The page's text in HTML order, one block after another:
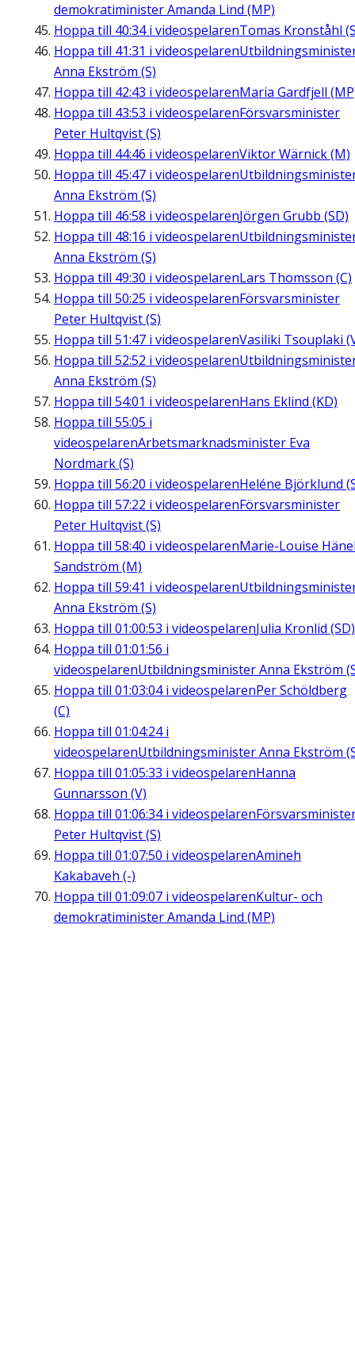
demokratiminister Amanda Lind (MP)
Hoppa till 40:34i videospelarenTomas Kronståhl
Hoppa till 41:31 i videospelaren
Anna Ekström (S)
Hoppa till 42:43 i videospelarenMaria Gardfjell
Hoppa till 43:53 i videospelarenFörsvarsminister
Peter Hultqvist (S)
Hoppa till 44:46 i videospelarenViktor Wärnick (M)
Hoppa till 45:47 i videospelaren
Anna Ekström (S)
Hoppa till 46:58 i videospelarenJörgen Grubb (SD)
Hoppa till 48:16 i videospelaren
Anna Ekström (S)
Hoppa till 49:30 i videospelarenLars Thomsson (C)
Hoppa till 50:25 i videospelarenFörsvarsminister
Peter Hultqvist (S)
Hoppa till 51:47 i videospelarenVasiliki Tsouplaki
Hoppa till 52:52 i videospelaren
Anna Ekström (S)
Hoppa till 54:01 i videospelarenHans Eklind (KD)
Hoppa till 55:05 i
videospelarenArbetsmarknadsminister Eva
Nordmark (S)
Hoppa till 56:20 i videospelarenHeléne Björklund
Hoppa till 57:22 i videospelarenFörsvarsminister
Peter Hultqvist (S)
Hoppa till 58:40 i videospelarenMarie-Louise
Sandström (M)
Hoppa till 59:41 i videospelaren
Anna Ekström (S)
Hoppa till 01:00:53 i videospelarenJulia Kronlid (SD)
Hoppa till 01:01:56 i
videospelarenUtbildningsminister Anna Ekström
Hoppa till 01:03:04i videospelarenPer Schöldberg
(C)
Hoppa till 01:04:24i
videospelarenUtbildningsminister Anna Ekström
Hoppa till 01:05:33 i videospelarenHanna
Gunnarsson (V)
Hoppa till 01:06:34i videospelaren
Peter Hultqvist (S)
Hoppa till 01:07:50 i videospelarenAmineh
Kakabaveh (-)
Hoppa till 01:09:07 i videospelarenKultur- och
demokratiminister Amanda Lind (MP)